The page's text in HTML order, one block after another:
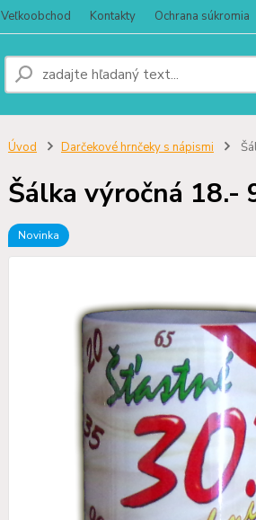
Veľkoobchod Kontakty Ochrana súkromia
Úvod Darčekové hrnčeky s nápismi
Šálka výročná 18.-
Novinka